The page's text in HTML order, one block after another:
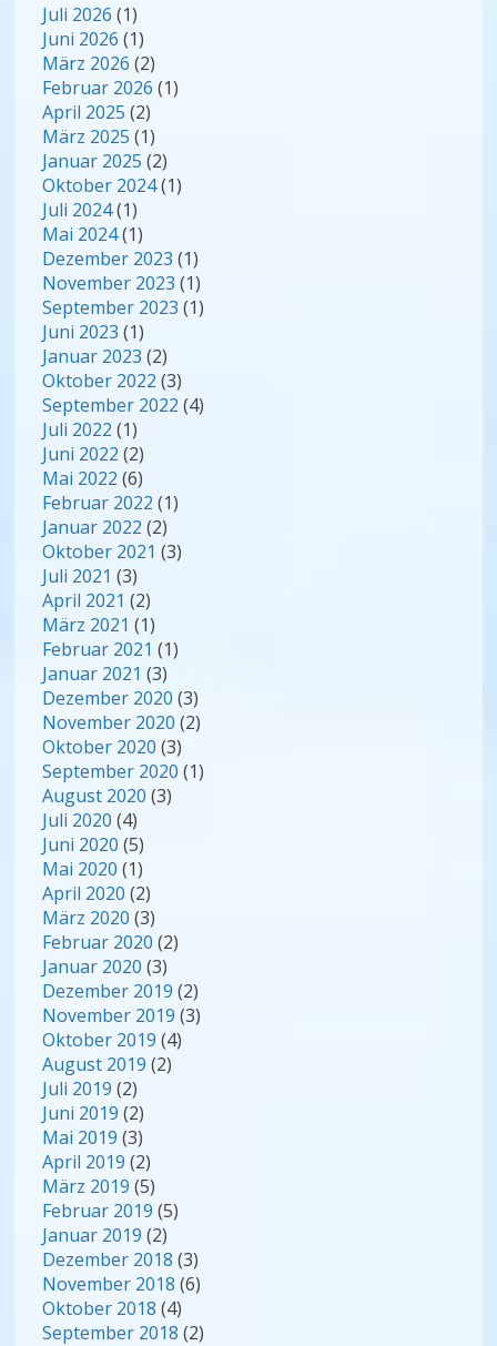
Juli 2026 (1)
Juni 2026 (1)
März 2026 (2)
Februar 2026 (1)
April 2025 (2)
März 2025 (1)
Januar 2025 (2)
Oktober 2024(1)
Juli 2024(1)
Mai 2024(1)
Dezember 2023 (1)
November 2023 (1)
September 2023 (1)
Juni 2023 (1)
Januar 2023 (2)
Oktober 2022 (3)
September 2022 (4)
Juli 2022 (1)
Juni 2022 (2)
Mai 2022 (6)
Februar 2022 (1)
Januar 2022 (2)
Oktober 2021 (3)
Juli 2021 (3)
April 2021 (2)
März 2021 (1)
Februar 2021 (1)
Januar 2021 (3)
Dezember 2020 (3)
November 2020 (2)
Oktober 2020 (3)
September 2020 (1)
August 2020 (3)
Juli 2020 (4)
Juni 2020 (5)
Mai 2020 (1)
April 2020 (2)
März 2020 (3)
Februar 2020 (2)
Januar 2020 (3)
Dezember 2019 (2)
November 2019 (3)
Oktober 2019 (4)
August 2019 (2)
Juli 2019 (2)
Juni 2019 (2)
Mai 2019 (3)
April 2019 (2)
März 2019 (5)
Februar 2019 (5)
Januar 2019 (2)
Dezember 2018 (3)
November 2018 (6)
Oktober 2018 (4)
September 2018 (2)